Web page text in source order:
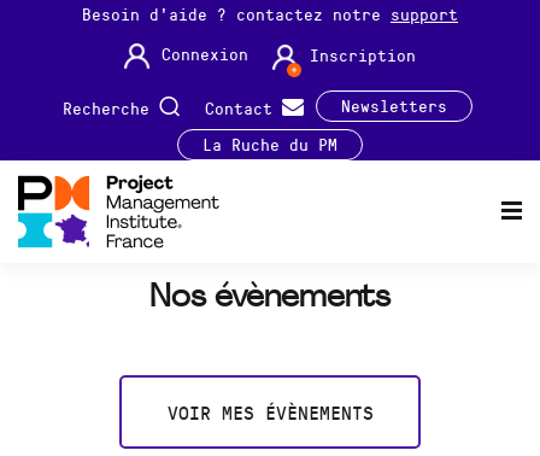
Besoin d'aide ? contactez notre support
Connexion
Inscription
Recherche Contact
Newsletters
La Ruche du PM
Nos évènements
VOIR MES ÉVÈNEMENTS